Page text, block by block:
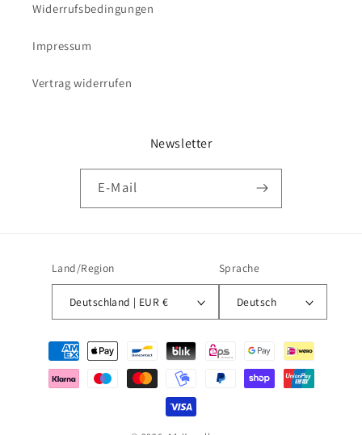
Widerrufsbedingungen
Impressum
Vertrag widerrufen
Newsletter
E-Mail
Land/Region
Deutschland | EUR €
Sprache
Deutsch
Zahlungsmethoden